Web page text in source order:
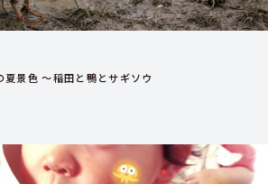
夏景色 ～稲田と鴨とサギソウ